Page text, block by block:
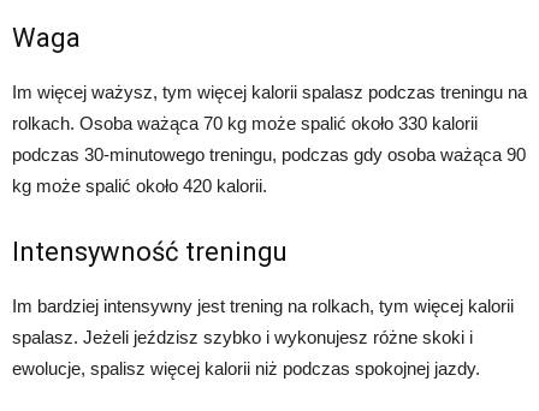
Waga
Im więcej ważysz, tym więcej kalorii spalasz podczas treningu na
rolkach. Osoba ważąca 70 kg może spalić około 330 kalorii
podczas 30-minutowego treningu, podczas gdy osoba ważąca 90
kg może spalić około 420 kalorii.
Intensywność treningu
Im bardziej intensywny jest trening na rolkach, tym więcej kalorii
spalasz. Jeżeli jeździsz szybko i wykonujesz różne skoki i
ewolucje, spalisz więcej kalorii niż podczas spokojnej jazdy.